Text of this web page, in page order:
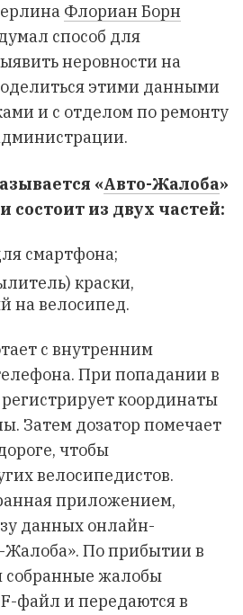
Флориан Борн
способ для
неровности на
этими данными
и с отделом по ремонту
«Авто-Жалоба»
состоит из двух частей:
смартфона;
краски,
на велосипед.
с внутренним
При попадании в
координаты
Затем дозатор помечает
чтобы
велосипедистов.
приложением,
данных онлайн-
По прибытии в
собранные жалобы
файл и передаются в